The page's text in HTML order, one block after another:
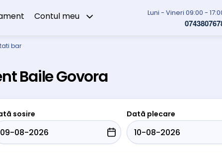
Contul meu Luni - Vineri 09:00 -
bar
Baile Govora
sosire Dată plecare